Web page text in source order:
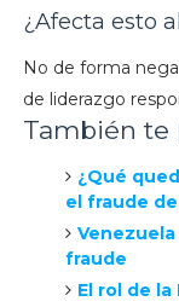
¿Afecta esto
No de forma
de liderazgo
También te
¿Qué
el fraude
Venezuela
fraude
El rol de